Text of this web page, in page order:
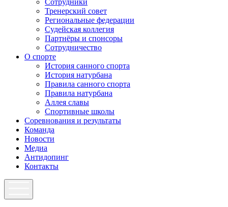
Сотрудники
Тренерский совет
Региональные федерации
Судейская коллегия
Партнёры и спонсоры
Сотрудничество
О спорте
История санного спорта
История натурбана
Правила санного спорта
Правила натурбана
Аллея славы
Спортивные школы
Соревнования и результаты
Команда
Новости
Медиа
Антидопинг
Контакты